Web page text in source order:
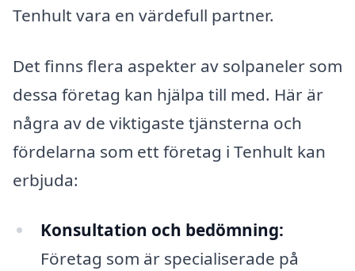
Tenhult vara en värdefull partner.
Det finns flera aspekter av solpaneler som
dessa företag kan hjälpa till med. Här är
några av de viktigaste tjänsterna och
fördelarna som ett företag i Tenhult kan
erbjuda:
Konsultation och bedömning:
Företag som är specialiserade på